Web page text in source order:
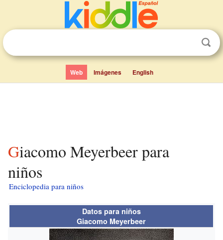
Web Imágenes English
Giacomo Meyerbeer para
niños
Enciclopedia para niños
Datos para niños
Giacomo Meyerbeer